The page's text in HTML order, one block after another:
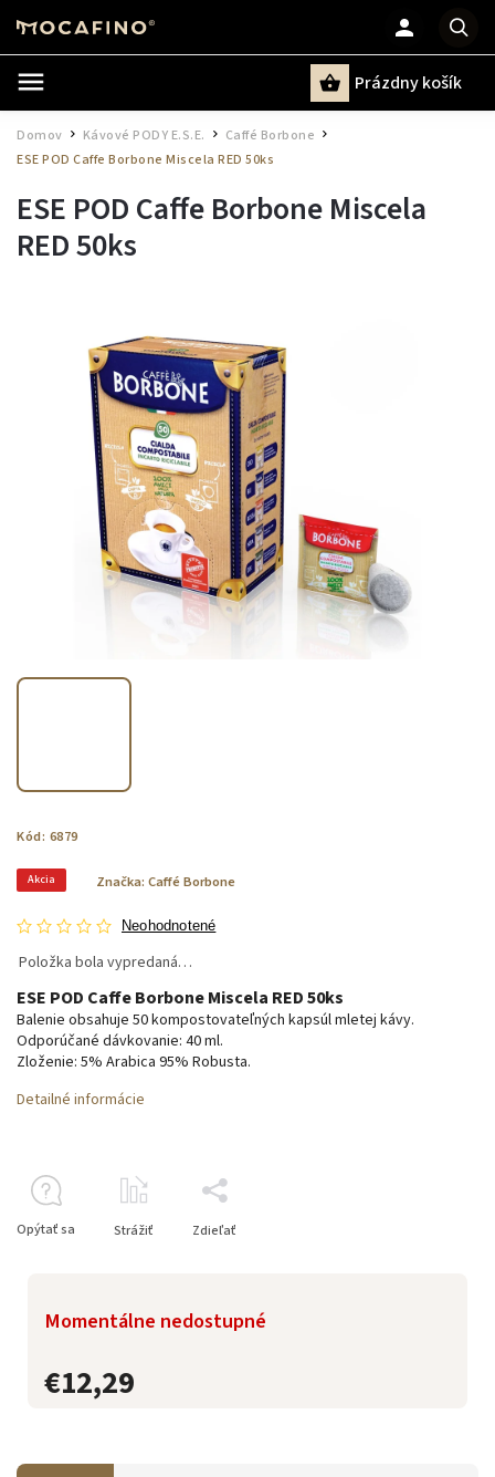
Prázdny košík
Domov Kávové PODY E.S.E. Caffé Borbone /
ESE POD Caffe Borbone Miscela RED 50ks
ESE POD Caffe Borbone Miscela
RED 50ks
Kód: 6879
Akcia
Neohodnotené
Značka: Caffé Borbone
€12,29
Momentálne nedostupné
Položka bola vypredaná…
ESE POD Caffe Borbone Miscela RED 50ks
Balenie obsahuje 50 kompostovateľných kapsúl mletej kávy.
Odporúčané dávkovanie: 40 ml.
Zloženie: 5% Arabica 95% Robusta.
Detailné informácie
Opýtať sa Strážiť Zdieľať